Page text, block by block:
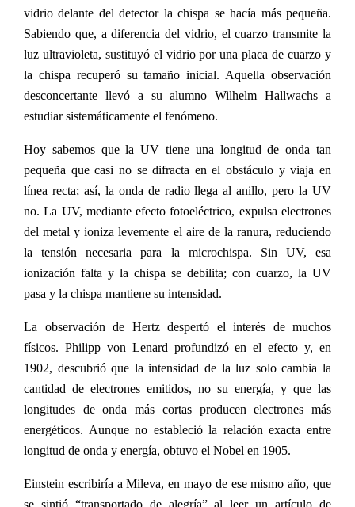
vidrio delante del detector la chispa se hacía más pequeña.
Sabiendo que, a diferencia del vidrio, el cuarzo transmite la
luz ultravioleta, sustituyó el vidrio por una placa de cuarzo y
la chispa recuperó su tamaño inicial. Aquella observación
desconcertante llevó a su alumno Wilhelm Hallwachs a
estudiar sistemáticamente el fenómeno.
Hoy sabemos que la UV tiene una longitud de onda tan
pequeña que casi no se difracta en el obstáculo y viaja en
línea recta; así, la onda de radio llega al anillo, pero la UV
no. La UV, mediante efecto fotoeléctrico, expulsa electrones
del metal y ioniza levemente el aire de la ranura, reduciendo
la tensión necesaria para la microchispa. Sin UV, esa
ionización falta y la chispa se debilita; con cuarzo, la UV
pasa y la chispa mantiene su intensidad.
La observación de Hertz despertó el interés de muchos
físicos. Philipp von Lenard profundizó en el efecto y, en
1902, descubrió que la intensidad de la luz solo cambia la
cantidad de electrones emitidos, no su energía, y que las
longitudes de onda más cortas producen electrones más
energéticos. Aunque no estableció la relación exacta entre
longitud de onda y energía, obtuvo el Nobel en 1905.
Einstein escribiría a Mileva, en mayo de ese mismo año, que
se sintió “transportado de alegría” al leer un artículo de